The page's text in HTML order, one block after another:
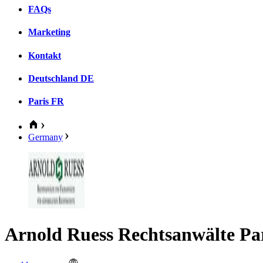
FAQs
Marketing
Kontakt
Deutschland DE
Paris FR
Germany
Arnold Ruess Rechtsanwälte